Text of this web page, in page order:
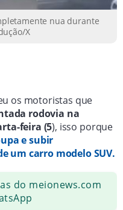
nua durante
X
os motoristas que
rodovia na
feira (5), isso porque
e subir
um carro modelo SUV.
do meionews.com